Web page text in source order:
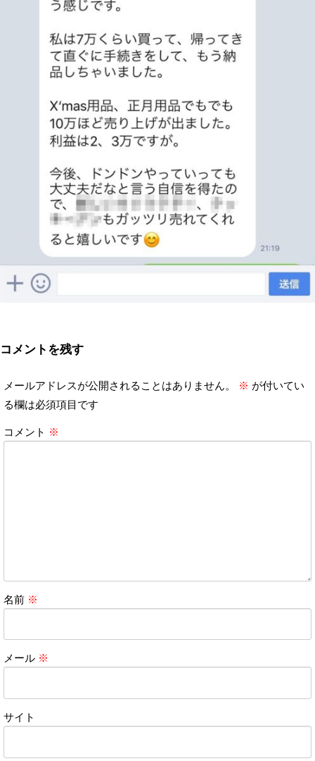
コメントを残す
メールアドレスが公開されることはありません。 ※ が付いてい
る欄は必須項目です
コメント ※
名前 ※
メール ※
サイト